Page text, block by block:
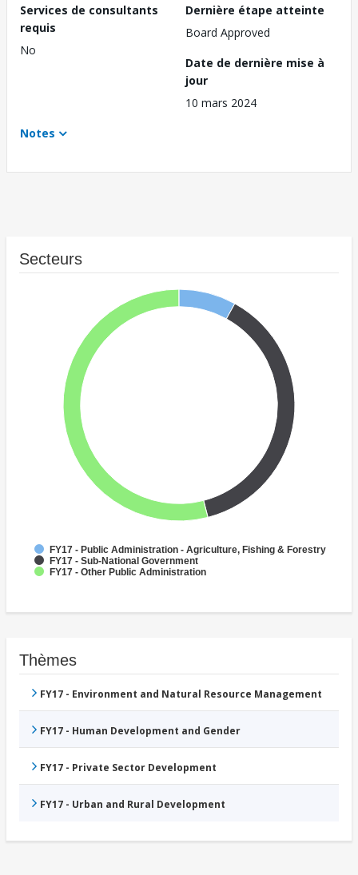
Services de consultants
requis
No
Dernière étape atteinte
Board Approved
Date de dernière mise à
jour
10 mars 2024
Notes
Secteurs
FY17 - Public Administration - Agriculture, Fishing & Forestry
FY17 - Sub-National Government
FY17 - Other Public Administration
Thèmes
FY17 - Environment and Natural Resource Management
FY17 - Human Development and Gender
FY17 - Private Sector Development
FY17 - Urban and Rural Development